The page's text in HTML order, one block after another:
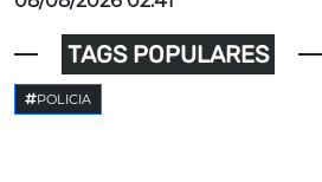
TAGS POPULARES
POLICIA